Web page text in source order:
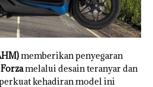
memberikan penyegaran
melalui desain teranyar dan
kehadiran model ini